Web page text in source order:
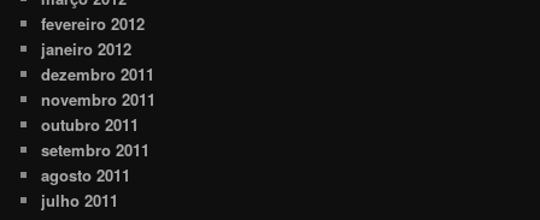
fevereiro 2012
janeiro 2012
dezembro 2011
novembro 2011
outubro 2011
setembro 2011
agosto 2011
julho 2011